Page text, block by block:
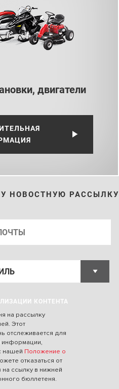
двигатели
НОВОСТНУЮ РАССЫЛКУ
КОНТЕНТА
на рассылку
Этот
отслеживается для
информации,
нашей Положение о
отказаться от
ссылку в нижней
бюллетеня.